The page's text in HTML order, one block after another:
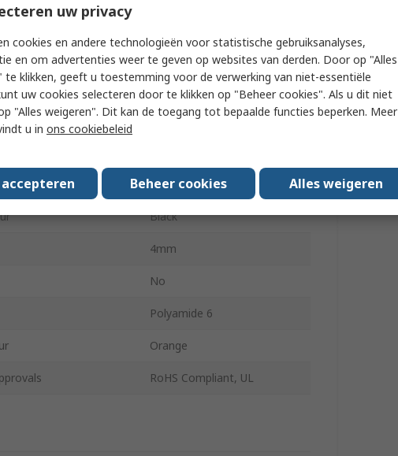
Snap-On
MB2
Diameter 5mm
Black
4mm
No
Polyamide 6
Orange
RoHS Compliant, UL
uw privacy
cookies en andere technologieën voor statistische gebruiksanalyses,
en om advertenties weer te geven op websites van derden. Door op "Alles
te klikken, geeft u toestemming voor de verwerking van niet-essentiële
uw cookies selecteren door te klikken op "Beheer cookies". Als u dit niet
"Alles weigeren". Dit kan de toegang tot bepaalde functies beperken. Meer
u in ons cookiebeleid
Beheer cookies Alles weigeren